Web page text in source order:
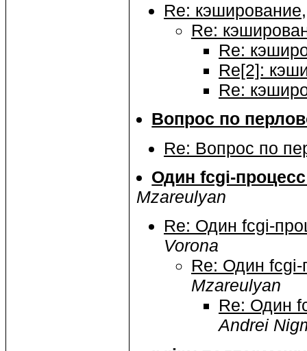
Re: кэширование
Re:
Re:
Re[2]:
Re:
Вопрос по
Re: Вопрос по
Один fcgi-
Mzareulyan
Re: Один fcgi-
Vorona
Re: Один fcgi-
Mzareulyan
Re: Один
Andrei